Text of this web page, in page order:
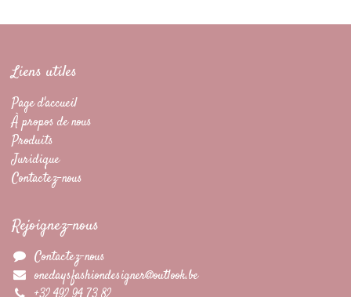
Liens utiles
Page d'accueil
À propos de nous
Produits
Juridique
Contactez-nous
Rejoignez-nous
Contactez-nous
onedaysfashiondesigner@outlook.be